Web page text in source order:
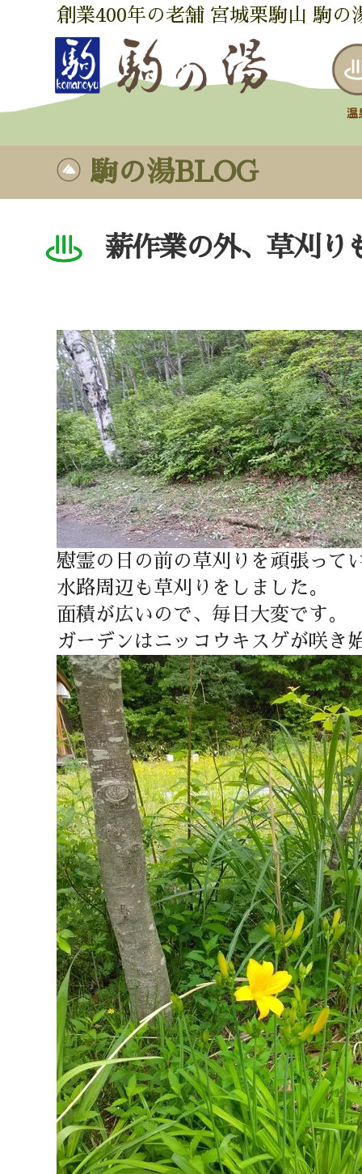
創業400年の老舗 宮城栗駒山 駒の
駒の湯BLOG
薪作業の外、草刈り
慰霊の日の前の草刈りを頑張って
水路周辺も草刈りをしました。
面積が広いので、毎日大変です。
ガーデンはニッコウキスゲが咲き